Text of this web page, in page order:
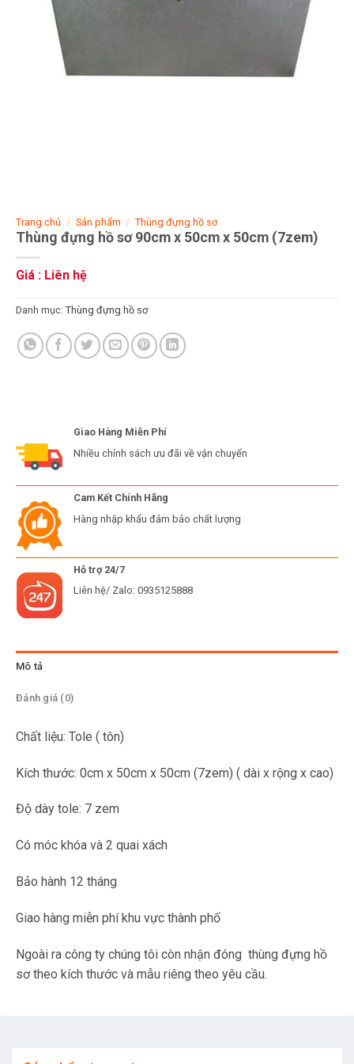
Trang chủ / Sản phẩm / Thùng đựng hồ sơ
Thùng đựng hồ sơ 90cm x 50cm x 50cm (7zem)
Giá : Liên hệ
Danh mục: Thùng đựng hồ sơ
Giao Hàng Miễn Phí
Nhiều chính sách ưu đãi về vận chuyển
Cam Kết Chính Hãng
Hàng nhập khẩu đảm bảo chất lượng
Hỗ trợ 24/7
Liên hệ/ Zalo: 0935125888
Mô tả
Đánh giá (0)
Chất liệu: Tole ( tôn)
Kích thước: 0cm x 50cm x 50cm (7zem) ( dài x rộng x cao)
Độ dày tole: 7 zem
Có móc khóa và 2 quai xách
Bảo hành 12 tháng
Giao hàng miễn phí khu vực thành phố
Ngoài ra công ty chúng tôi còn nhận đóng thùng đựng hồ
sơ theo kích thước và mẫu riêng theo yêu cầu.